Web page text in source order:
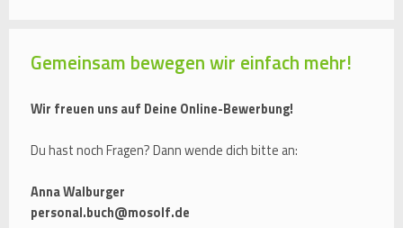
Gemeinsam bewegen wir einfach mehr!
Wir freuen uns auf Deine Online-Bewerbung!
Du hast noch Fragen? Dann wende dich bitte an:
Anna Walburger
personal.buch@mosolf.de